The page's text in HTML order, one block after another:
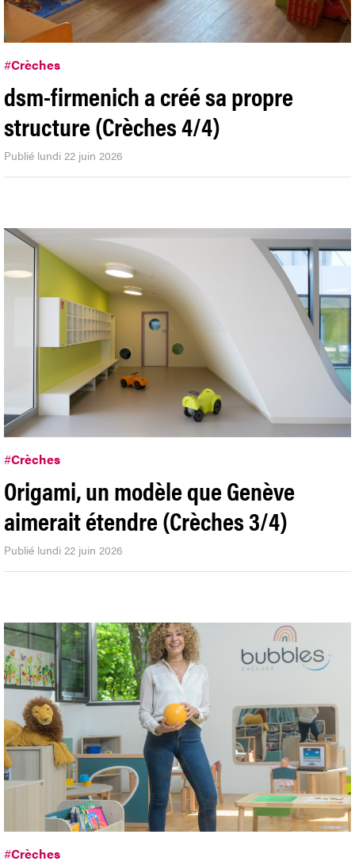
#Crèches
dsm-firmenich a créé sa propre
structure (Crèches 4/4)
Publié lundi 22 juin 2026
#Crèches
Origami, un modèle que Genève
aimerait étendre (Crèches 3/4)
Publié lundi 22 juin 2026
#Crèches